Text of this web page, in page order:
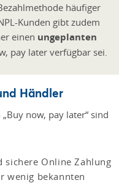
häufiger
Kunden gibt zudem
einen ungeplanten
pay later verfügbar sei.
Händler
now, pay later“ sind
sichere Online Zahlung
wenig bekannten